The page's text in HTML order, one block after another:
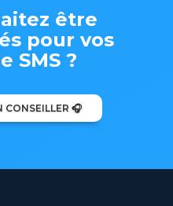
être
pour vos
SMS ?
CONSEILLER 🎧